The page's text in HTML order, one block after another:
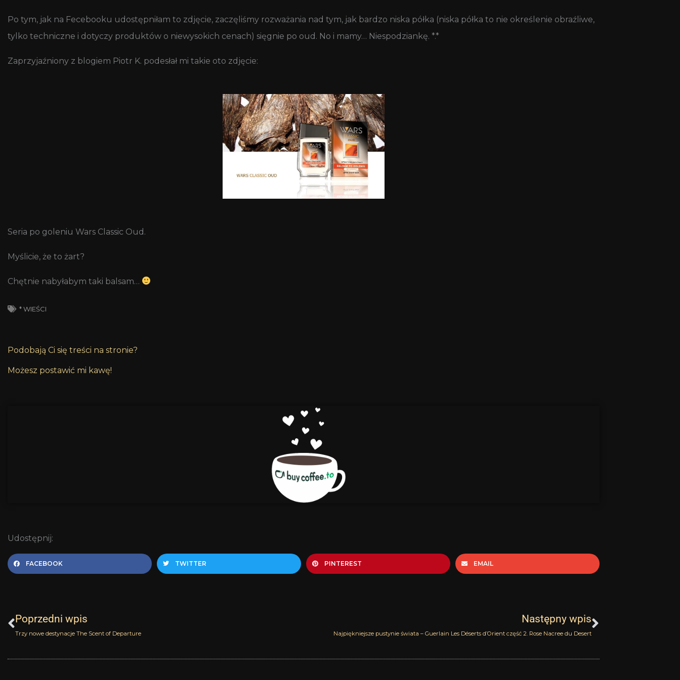
Po tym, jak na Fecebooku udostępniłam to zdjęcie, zaczęliśmy rozważania nad tym, jak bardzo niska półka (niska półka to nie określenie obraźliwe,
tylko techniczne i dotyczy produktów o niewysokich cenach) sięgnie po oud. No i mamy… Niespodziankę. *.*
Zaprzyjaźniony z blogiem Piotr K. podesłał mi takie oto zdjęcie:
Seria po goleniu Wars Classic Oud.
Myślicie, że to żart?
Chętnie nabyłabym taki balsam…
* WIEŚCI
Podobają Ci się treści na stronie?
Możesz postawić mi kawę!
Udostępnij:
FACEBOOK TWITTER PINTEREST EMAIL
Poprzedni wpis
Trzy nowe destynacje The Scent of Departure
Następny wpis
Najpiękniejsze pustynie świata – Guerlain Les Déserts d’Orient część 2. Rose Nacree du Desert